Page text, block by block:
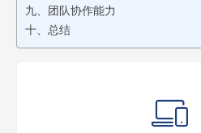
九、团队协作能力
十、总结